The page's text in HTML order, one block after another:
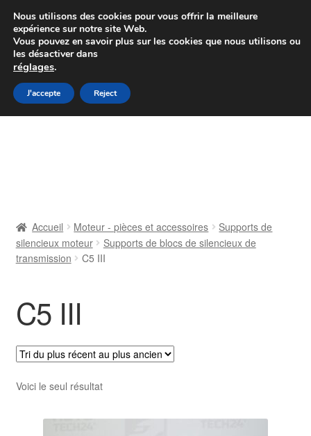
Colissimo livraison à partir de 7 EUR
Du lundi au vendredi de 9 h à 16 h
Aller
à
Aller
au
Contact
Livraison internationale
Mon compte
Paiements
Accueil Moteur - pièces et accessoires
Supports de
silencieux moteur
Supports de blocs de silencieux de
transmission
C5 III
C5 III
Voici le seul résultat
Nous utilisons des cookies pour vous offrir la meilleure
expérience sur notre site Web.
Vous pouvez en savoir plus sur les cookies que nous utilisons ou
les désactiver dans
réglages.
J'accepte Reject